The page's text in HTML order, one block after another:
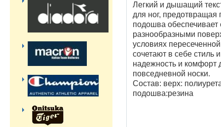
Легкий и дышащий
для ног, предотвращая
подошва обеспечивает
разнообразными
условиях
сочетают в себе стиль
надежность и комфорт
повседневной носки.
Состав: верх:
подошва:резина